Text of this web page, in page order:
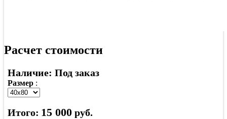
Расчет стоимости
Наличие: Под заказ
Размер :
Итого: 15 000 руб.